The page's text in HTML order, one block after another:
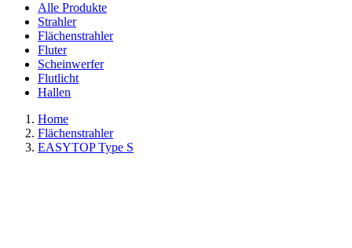
Alle Produkte
Strahler
Flächenstrahler
Fluter
Scheinwerfer
Flutlicht
Hallen
Home
Flächenstrahler
EASYTOP Type S